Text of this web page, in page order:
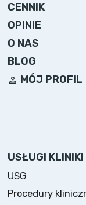
CENNIK
OPINIE
O NAS
BLOG
MÓJ PROFIL
USŁUGI KLINIKI
USG
Procedury